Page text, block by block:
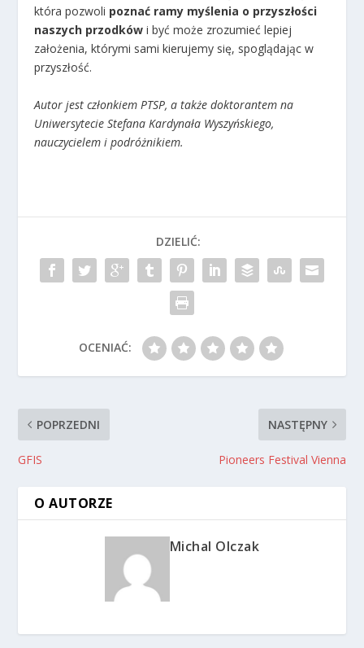
która pozwoli poznać ramy myślenia o przyszłości
naszych przodków i być może zrozumieć lepiej
założenia, którymi sami kierujemy się, spoglądając w
przyszłość.
Autor jest członkiem PTSP, a także doktorantem na
Uniwersytecie Stefana Kardynała Wyszyńskiego,
nauczycielem i podróżnikiem.
DZIELIĆ:
OCENIAĆ:
POPRZEDNI
GFIS
NASTĘPNY
Pioneers Festival Vienna
O AUTORZE
Michal Olczak